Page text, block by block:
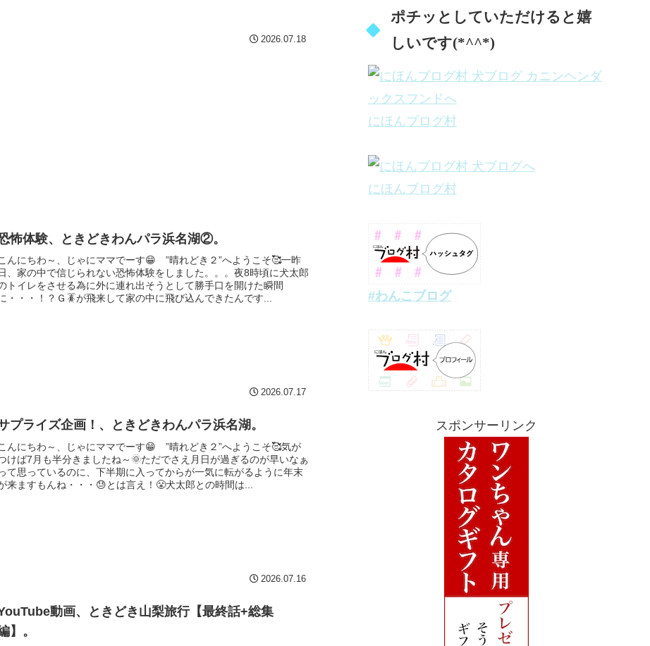
2026.07.18
怖体験、ときどきわんパラ浜名湖②。
んにちわ～、じゃにママでーす😁 ”晴れどき２”へようこそ🥰一昨
、家の中で信じられない恐怖体験をしました。。。夜8時頃に犬太郎
トイレをさせる為に外に連れ出そうとして勝手口を開けた瞬間
・・・！？Ｇ🪳が飛来して家の中に飛び込んできたんです...
2026.07.17
プライズ企画！、ときどきわんパラ浜名湖。
んにちわ～、じゃにママでーす😁 ”晴れどき２”へようこそ🥰気が
けば7月も半分きましたね～🌞ただでさえ月日が過ぎるのが早いなぁ
て思っているのに、下半期に入ってからが一気に転がるように年末
来ますもんね・・・😓とは言え！😤犬太郎との時間は...
2026.07.16
動画、ときどき山梨旅行【最終話+総集
】。
ポチッとしていただけると嬉
しいです(*^^*)
にほんブログ村
にほんブログ村
#わんこブログ
スポンサーリンク